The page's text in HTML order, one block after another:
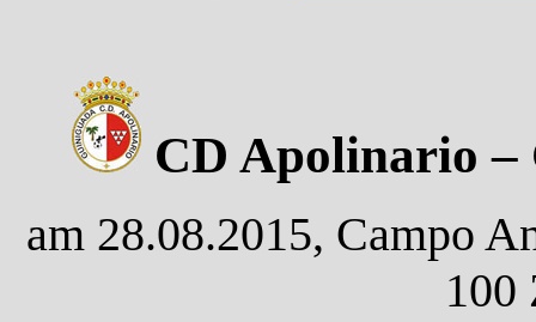
CD Apolinario –
am 28.08.2015, Campo
100